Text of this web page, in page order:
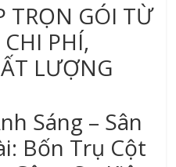
TRỌN GÓI TỪ
PHÍ,
LƯỢNG